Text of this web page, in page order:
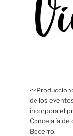
de los
incorpora el
Concejalía de
Becerro.